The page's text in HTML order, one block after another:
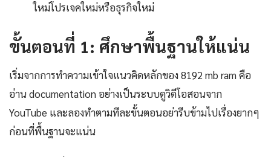
ใหม่โปรเจคใหม่หรือธุรกิจใหม่
ขั้นตอนที่ 1: ศึกษาพื้นฐานให้แน่น
เริ่มจากการทำความเข้าใจแนวคิดหลักของ 8192 mb ram คือ
อ่าน documentation อย่างเป็นระบบดูวิดีโอสอนจาก
YouTube และลองทำตามทีละขั้นตอนอย่ารีบข้ามไปเรื่องยากๆ
ก่อนที่พื้นฐานจะแน่น